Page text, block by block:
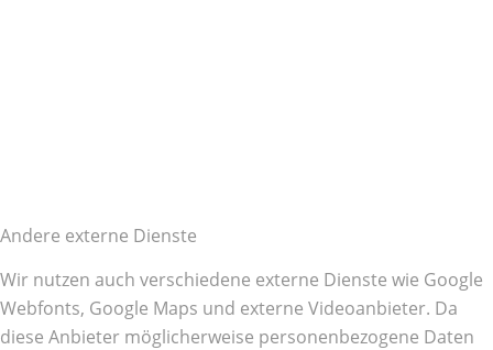
Andere externe Dienste
Wir nutzen auch verschiedene externe Dienste wie Google
Webfonts, Google Maps und externe Videoanbieter. Da
diese Anbieter möglicherweise personenbezogene Daten